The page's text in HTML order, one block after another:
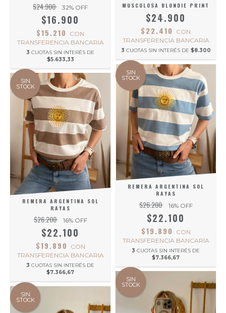
$24.900 32% OFF
$16.900
$15.210
CON
TRANSFERENCIA BANCARIA
3 CUOTAS SIN INTERÉS DE
$5.633,33
MUSCULOSA BLONDIE PRINT
$24.900
$22.410
CON
TRANSFERENCIA BANCARIA
3 CUOTAS SIN INTERÉS DE $8.300
SIN
STOCK
REMERA ARGENTINA SOL
RAYAS
$26.200 16% OFF
$22.100
$19.890
CON
TRANSFERENCIA BANCARIA
3 CUOTAS SIN INTERÉS DE
$7.366,67
SIN
STOCK
REMERA ARGENTINA SOL
RAYAS
$26.200 16% OFF
$22.100
$19.890
CON
TRANSFERENCIA BANCARIA
3 CUOTAS SIN INTERÉS DE
$7.366,67
SIN
STOCK
SIN
STOCK